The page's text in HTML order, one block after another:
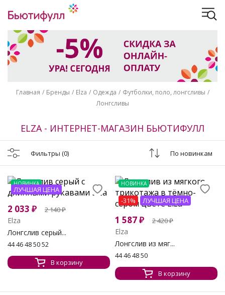
Главная Бренды Elza Одежда
Футболки, поло, лонгсливы
Лонгсливы
ELZA - ИНТЕРНЕТ-МАГАЗИН БЬЮТИФУЛЛ
Фильтры (0) По новинкам
НОВИНКА
ЛУЧШАЯ ЦЕНА
2 033 ₽ 2 140₽
Elza
Лонгслив серый...
44 46 48 50 52
В корзину
НОВИНКА
-31% ЛУЧШАЯ ЦЕНА
1 587₽ 2 420₽
Elza
Лонгслив из мяг...
44 46 48 50
В корзину